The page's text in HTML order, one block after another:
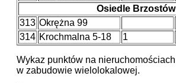
Osiedle Brzostów
313 Okrężna 99
314 Krochmalna 5-18 1
Wykaz punktów na nieruchomościach
w zabudowie wielolokalowej.